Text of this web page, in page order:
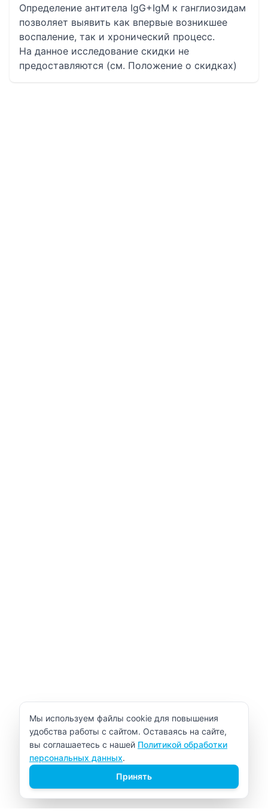
Определение антитела IgG+IgM к ганглиозидам
позволяет выявить как впервые возникшее
воспаление, так и хронический процесс.
На данное исследование скидки не
предоставляются (см. Положение о скидках)
Уведомление об использовании cookie
Мы используем файлы cookie для повышения
удобства работы с сайтом. Оставаясь на сайте,
вы соглашаетесь с нашей Политикой обработки
персональных данных.
Принять